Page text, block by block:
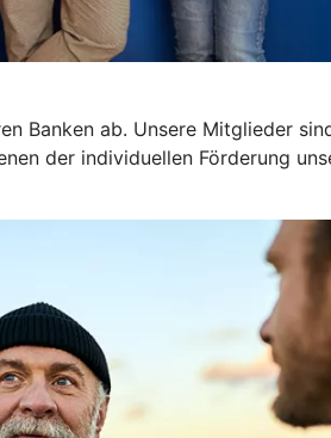
Banken ab. Unsere Mitglieder
der individuellen Förderung